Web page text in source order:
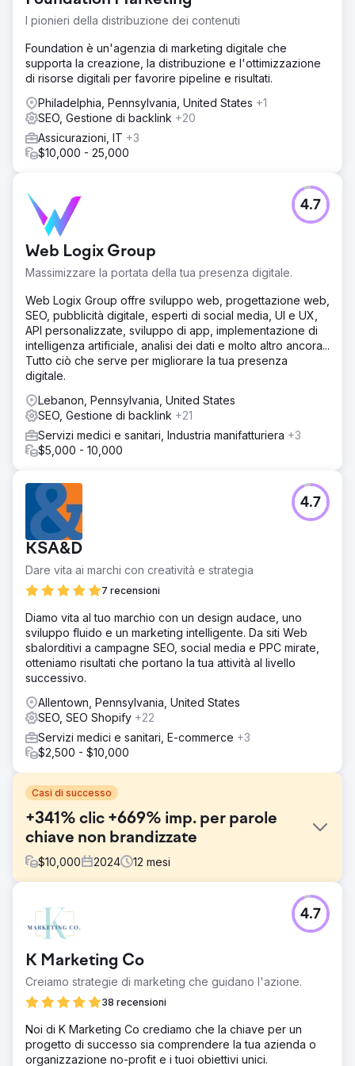
I pionieri della distribuzione dei contenuti
Foundation è un'agenzia di marketing digitale che
supporta la creazione, la distribuzione e l'ottimizzazione
di risorse digitali per favorire pipeline e risultati.
Philadelphia, Pennsylvania, United States +1
SEO, Gestione di backlink +20
Assicurazioni, IT +3
$10,000 - 25,000
Web Logix Group
Massimizzare la portata della tua presenza digitale.
4.7
Web Logix Group offre sviluppo web, progettazione web,
SEO, pubblicità digitale, esperti di social media, UI e UX,
API personalizzate, sviluppo di app, implementazione di
intelligenza artificiale, analisi dei dati e molto altro ancora...
Tutto ciò che serve per migliorare la tua presenza
digitale.
Lebanon, Pennsylvania, United States
SEO, Gestione di backlink +21
Servizi medici e sanitari, Industria manifatturiera +3
$5,000 - 10,000
KSA&D
Dare vita ai marchi con creatività e strategia
7 recensioni
4.7
Diamo vita al tuo marchio con un design audace, uno
sviluppo fluido e un marketing intelligente. Da siti Web
sbalorditivi a campagne SEO, social media e PPC mirate,
otteniamo risultati che portano la tua attività al livello
successivo.
Allentown, Pennsylvania, United States
SEO, SEO Shopify +22
Servizi medici e sanitari, E-commerce +3
$2,500 - $10,000
Casi di successo
+341% clic +669% imp. per parole
chiave non brandizzate
$10,000 2024 12 mesi
Kompozit Pazari mirava ad aumentare il traffico e le
vendite, ma non aveva le competenze SEO fondamentali.
scadenti, target di scansione di basso valore, immagini
non ottimizzate e contenuti di categoria scarsi. Ci siamo
concentrati sul miglioramento della SEO on-site,
sull'ottimizzazione delle immagini e sul potenziamento
delle pagine di categoria per aumentare la visibilità
attraverso la ricerca non brandizzata.
Soluzione
K Marketing Co
Creiamo strategie di marketing che guidano l'azione.
38 recensioni
4.7
Noi di K Marketing Co crediamo che la chiave per un
progetto di successo sia comprendere la tua azienda o
organizzazione no-profit e i tuoi obiettivi unici.